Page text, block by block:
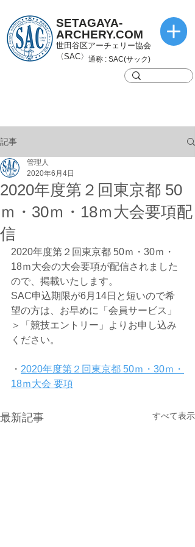
SETAGAYA-
ARCHERY.COM
世田谷区アーチェリー協会
〈SAC〉 通称 : SAC(サック)
記事
2020年度第２回東京都 50
ｍ・30ｍ・18ｍ大会要項配
信
管理人
2020年6月4日
2020年度第２回東京都 50ｍ・30ｍ・
18ｍ大会の大会要項が配信されました
ので、掲載いたします。
SAC申込期限が6月14日と短いので希
望の方は、お早めに「会員サービス」
＞「競技エントリー」よりお申し込み
ください。
・ 2020年度第２回東京都 50ｍ・30ｍ・
18ｍ大会 要項
最新記事 すべて表示